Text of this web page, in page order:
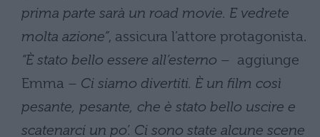
prima parte sarà un road movie. E vedrete
molta azione”, assicura l’attore protagonista.
“È stato bello essere all’esterno – aggiunge
Emma – Ci siamo divertiti. È un film così
pesante, pesante, che è stato bello uscire e
scatenarci un po’. Ci sono state alcune scene